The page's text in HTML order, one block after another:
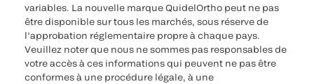
variables. La nouvelle marque QuidelOrtho peut ne pas
être disponible sur tous les marchés, sous réserve de
l’approbation réglementaire propre à chaque pays.
Veuillez noter que nous ne sommes pas responsables de
votre accès à ces informations qui peuvent ne pas être
conformes à une procédure légale, à une